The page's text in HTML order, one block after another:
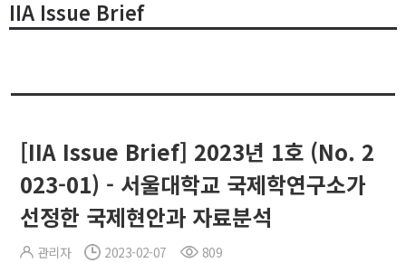
IIA Issue Brief
[IIA Issue Brief] 2023년 1호 (No. 2
023-01) - 서울대학교 국제학연구소가
선정한 국제현안과 자료분석
관리자 2023-02-07 809